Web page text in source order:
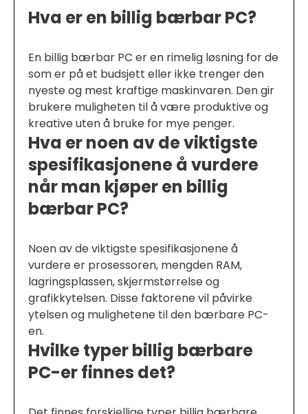
Hva er en billig bærbar PC?
En billig bærbar PC er en rimelig løsning for de
som er på et budsjett eller ikke trenger den
nyeste og mest kraftige maskinvaren. Den gir
brukere muligheten til å være produktive og
kreative uten å bruke for mye penger.
Hva er noen av de viktigste
spesifikasjonene å vurdere
når man kjøper en billig
bærbar PC?
Noen av de viktigste spesifikasjonene å
vurdere er prosessoren, mengden RAM,
lagringsplassen, skjermstørrelse og
grafikkytelsen. Disse faktorene vil påvirke
ytelsen og mulighetene til den bærbare PC-
en.
Hvilke typer billig bærbare
PC-er finnes det?